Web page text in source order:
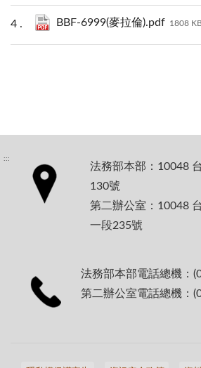
BBF-6999(麥拉倫).pdf 1808 KB
:::
法務部本部：10048
130號
第二辦公室：10048
一段235號
法務部本部電話總機：
第二辦公室電話總機：